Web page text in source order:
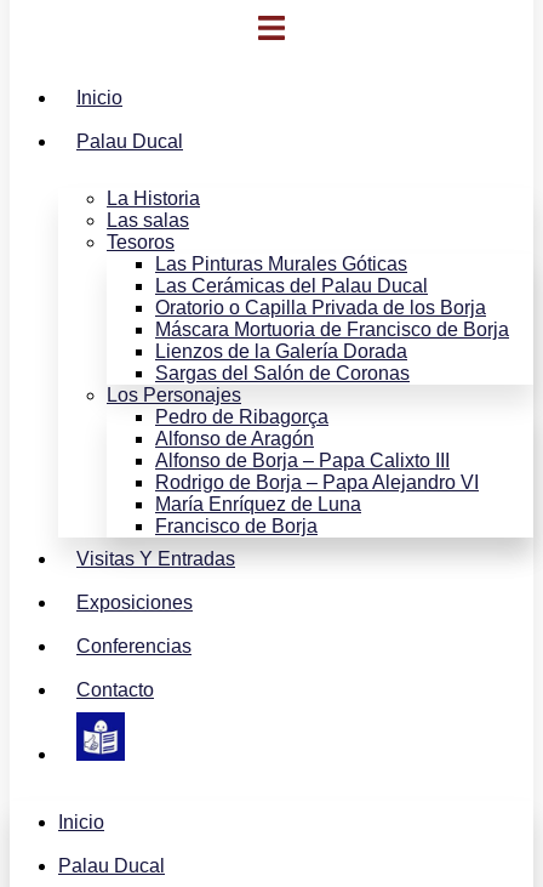
Inicio
Palau Ducal
La Historia
Las salas
Tesoros
Las Pinturas Murales Góticas
Las Cerámicas del Palau Ducal
Oratorio o Capilla Privada de los Borja
Máscara Mortuoria de Francisco de Borja
Lienzos de la Galería Dorada
Sargas del Salón de Coronas
Los Personajes
Pedro de Ribagorça
Alfonso de Aragón
Alfonso de Borja – Papa Calixto III
Rodrigo de Borja – Papa Alejandro VI
María Enríquez de Luna
Francisco de Borja
Visitas Y Entradas
Exposiciones
Conferencias
Contacto
Inicio
Palau Ducal